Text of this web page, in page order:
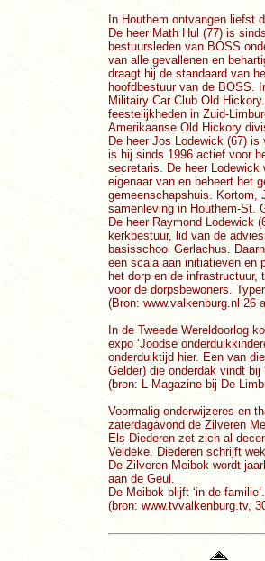
In Houthem ontvangen liefst
De heer Math Hul (77) is
bestuursleden van BOSS
van alle gevallenen en
draagt hij de standaard van
hoofdbestuur van de BOSS.
Militairy Car Club Old
feestelijkheden in Zuid-
Amerikaanse Old Hickory
De heer Jos Lodewick (67)
is hij sinds 1996 actief voor
secretaris. De heer
eigenaar van en beheert het
gemeenschapshuis. Kortom,
samenleving in Houthem-St.
De heer Raymond Lodewick
kerkbestuur, lid van de
basisschool Gerlachus.
een scala aan initiatieven en
het dorp en de
voor de dorpsbewoners.
(Bron: www.valkenburg.nl 26
In de Tweede Wereldoorlog
expo ‘Joodse
onderduiktijd hier. Een van
Gelder) die onderdak vindt bij
(bron: L-Magazine bij De
Voormalig onderwijzeres en
zaterdagavond de Zilveren
Els Diederen zet zich al
Veldeke. Diederen schrijft
De Zilveren Meibok wordt
aan de Geul.
De Meibok blijft ‘in de
(bron: www.tvvalkenburg.tv,